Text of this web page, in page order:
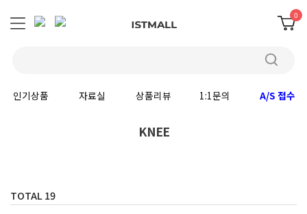
0
인기상품 자료실 상품리뷰 1:1문의 A/S 접수
KNEE
TOTAL 19